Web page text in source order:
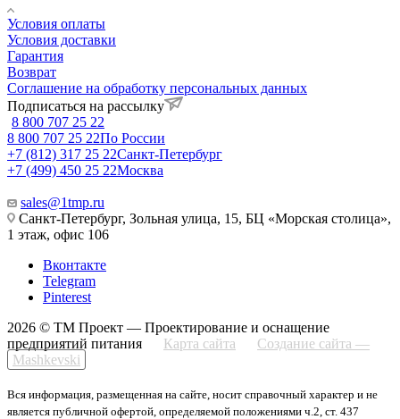
Условия оплаты
Условия доставки
Гарантия
Возврат
Соглашение на обработку персональных данных
Подписаться на рассылку
8 800 707 25 22
8 800 707 25 22По России
+7 (812) 317 25 22Санкт-Петербург
+7 (499) 450 25 22Москва
sales@1tmp.ru
Санкт-Петербург, Зольная улица, 15, БЦ «Морская столица»,
1 этаж, офис 106
Вконтакте
Telegram
Pinterest
2026 © ТМ Проект — Проектирование и оснащение
предприятий питания
Карта сайта
Создание сайта —
Mashkevski
Вся информация, размещенная на сайте, носит справочный характер и не
является публичной офертой, определяемой положениями ч.2, ст. 437